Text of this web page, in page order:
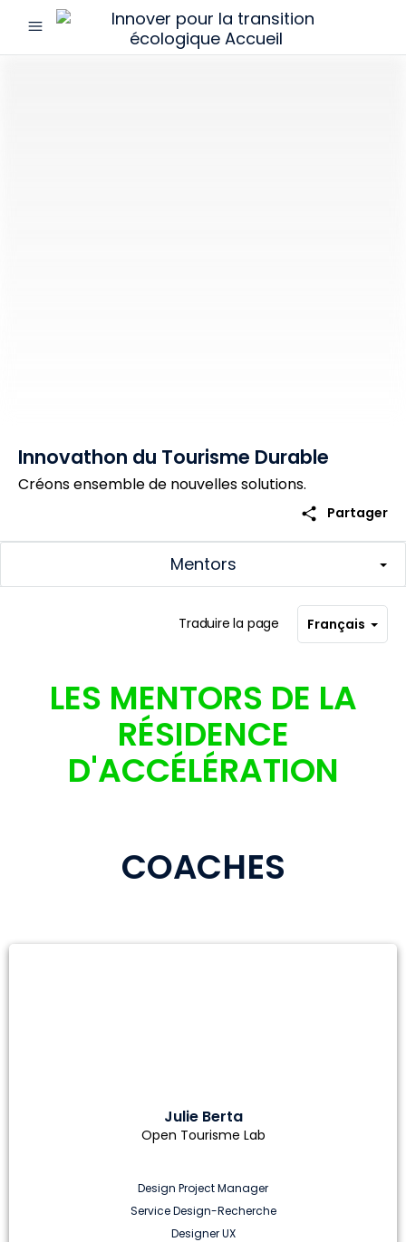
menu
Innover
Innovathon du Tourisme Durable
Créons ensemble de nouvelles solutions.
share Partager
Mentors
Traduire la page Français
LES MENTORS DE LA
RÉSIDENCE
D'ACCÉLÉRATION
COACHES
Julie Berta
Open Tourisme Lab
Design Project Manager
Service Design-Recherche
Designer UX